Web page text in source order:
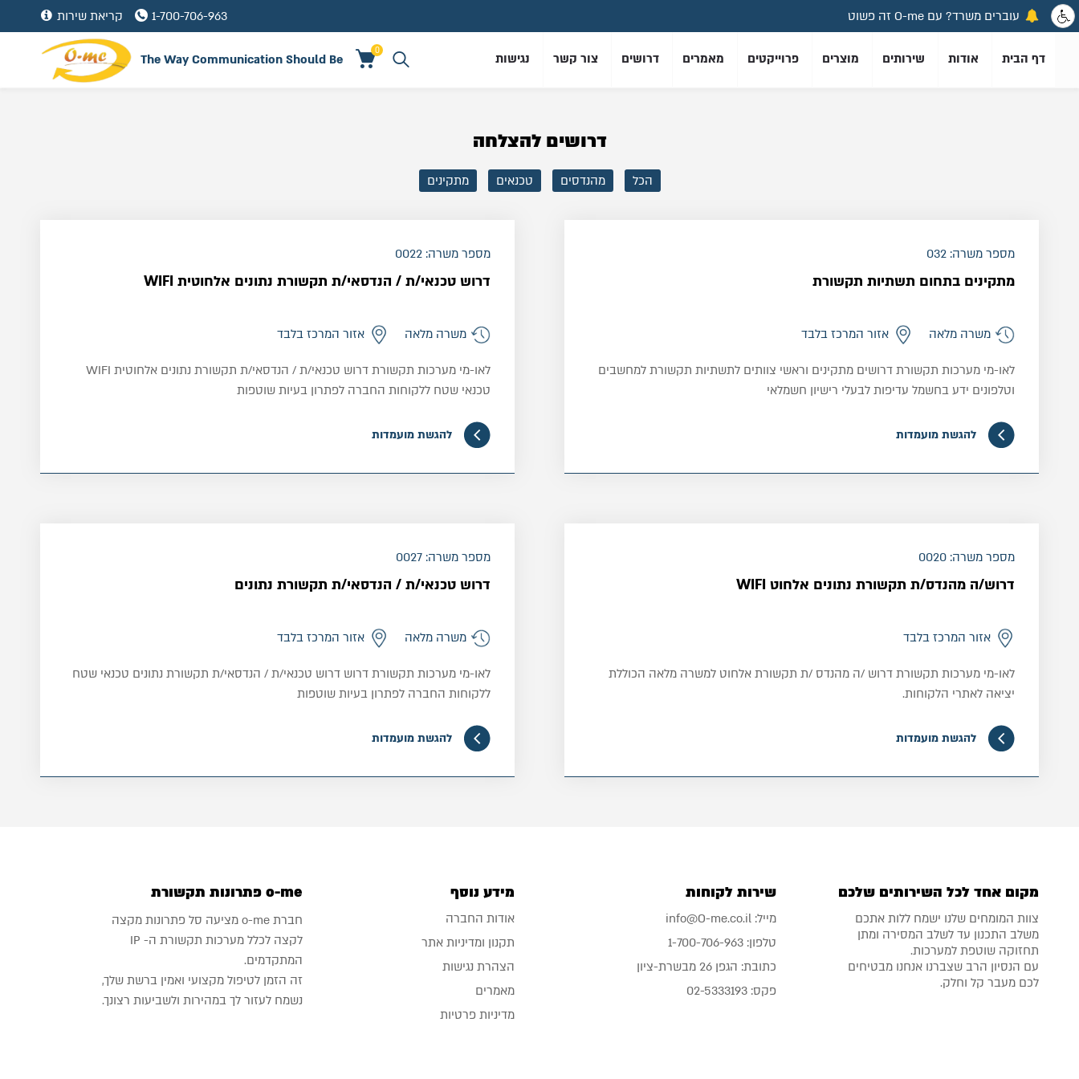
עוברים משרד? עם O-me זה פשוט
פתרונות תקשורת מתקדמים לעסקים
קריאת שירות 1-700-706-963
The Way Communication Should Be דף הבית אודות שירותים מוצרים פרוייקטים מאמרים דרושים צור קשר נגישות
0
דרושים להצלחה
הכל מהנדסים טכנאים מתקינים
מספר משרה: 032
מתקינים בתחום תשתיות תקשורת
משרה מלאה אזור המרכז בלבד
לאו-מי מערכות תקשורת דרושים מתקינים וראשי צוותים לתשתיות תקשורת למחשבים
וטלפונים ידע בחשמל עדיפות לבעלי רישיון חשמלאי
להגשת מועמדות
מספר משרה: 0022
דרוש טכנאי/ת / הנדסאי/ת תקשורת נתונים אלחוטית WIFI
משרה מלאה אזור המרכז בלבד
לאו-מי מערכות תקשורת דרוש טכנאי/ת / הנדסאי/ת תקשורת נתונים אלחוטית WIFI
טכנאי שטח ללקוחות החברה לפתרון בעיות שוטפות
להגשת מועמדות
מספר משרה: 0020
דרוש/ה מהנדס/ת תקשורת נתונים אלחוט WIFI
אזור המרכז בלבד
לאו-מי מערכות תקשורת דרוש /ה מהנדס /ת תקשורת אלחוט למשרה מלאה הכוללת
יציאה לאתרי הלקוחות.
מורכבות, ביצוע תחזוקה מונעת ברשתות תקשורת.
להגשת מועמדות
מספר משרה: 0027
דרוש טכנאי/ת / הנדסאי/ת תקשורת נתונים
משרה מלאה אזור המרכז בלבד
לאו-מי מערכות תקשורת דרוש דרוש טכנאי/ת / הנדסאי/ת תקשורת נתונים טכנאי שטח
ללקוחות החברה לפתרון בעיות שוטפות
להגשת מועמדות
מקום אחד לכל השירותים שלכם
צוות המומחים שלנו ישמח ללות אתכם
משלב התכנון עד לשלב המסירה ומתן
תחזוקה שוטפת למערכות.
עם הנסיון הרב שצברנו אנחנו מבטיחים
לכם מעבר קל וחלק.
שירות לקוחות
מייל: info@O-me.co.il
טלפון: 1-700-706-963
כתובת: הגפן 26 מבשרת-ציון
פקס: 02-5333193
מידע נוסף
אודות החברה
תקנון ומדיניות אתר
הצהרת נגישות
מאמרים
מדיניות פרטיות
o-me פתרונות תקשורת
חברת o-me מציעה סל פתרונות מקצה
לקצה לכלל מערכות תקשורת ה- IP
המתקדמים.
זה הזמן לטיפול מקצועי ואמין ברשת שלך,
נשמח לעזור לך במהירות ולשביעות רצונך.